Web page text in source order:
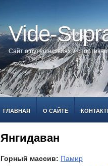
Vide-
Сайт о путешествиях и
ГЛАВНАЯ О САЙТЕ
Янгидаван
Горный массив: Памир